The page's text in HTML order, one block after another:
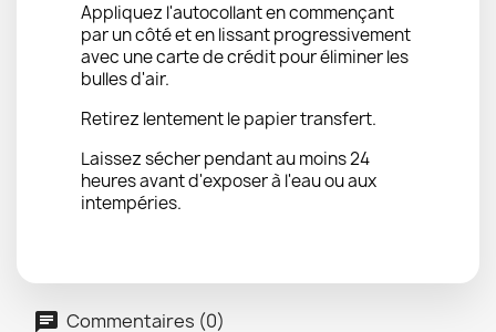
Appliquez l'autocollant en commençant
par un côté et en lissant progressivement
avec une carte de crédit pour éliminer les
bulles d'air.
Retirez lentement le papier transfert.
Laissez sécher pendant au moins 24
heures avant d'exposer à l'eau ou aux
intempéries.
Commentaires (0)